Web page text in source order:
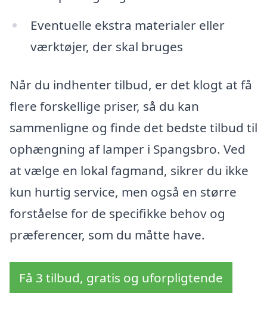
Eventuelle ekstra materialer eller
værktøjer, der skal bruges
Når du indhenter tilbud, er det klogt at få
flere forskellige priser, så du kan
sammenligne og finde det bedste tilbud til
ophængning af lamper i Spangsbro. Ved
at vælge en lokal fagmand, sikrer du ikke
kun hurtig service, men også en større
forståelse for de specifikke behov og
præferencer, som du måtte have.
Få 3 tilbud, gratis og uforpligtende